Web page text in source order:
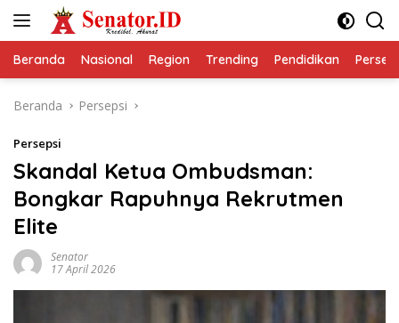
Beranda Nasional Region Trending Pendidikan
Beranda Persepsi
Persepsi
Skandal Ketua Ombudsman:
Bongkar Rapuhnya Rekrutmen
Elite
Senator
17 April 2026